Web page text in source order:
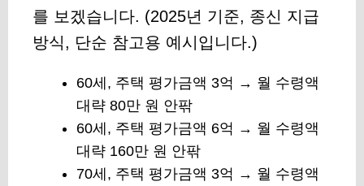
를 보겠습니다. (2025년 기준, 종신 지급
방식, 단순 참고용 예시입니다.)
60세, 주택 평가금액 3억 → 월 수령액
대략 80만 원 안팎
60세, 주택 평가금액 6억 → 월 수령액
대략 160만 원 안팎
70세, 주택 평가금액 3억 → 월 수령액